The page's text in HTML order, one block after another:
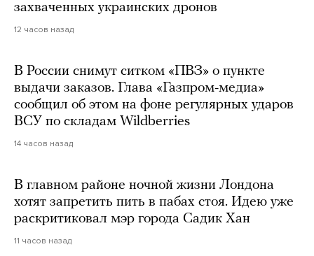
захваченных украинских дронов
12 часов назад
В России снимут ситком «ПВЗ» о пункте
выдачи заказов. Глава «Газпром-медиа»
сообщил об этом на фоне регулярных ударов
ВСУ по складам Wildberries
14 часов назад
В главном районе ночной жизни Лондона
хотят запретить пить в пабах стоя. Идею уже
раскритиковал мэр города Садик Хан
11 часов назад